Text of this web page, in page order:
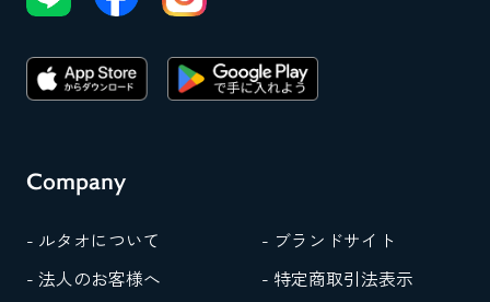
Company
- ルタオについて
- ブランドサイト
- 法人のお客様へ
- 特定商取引法表示